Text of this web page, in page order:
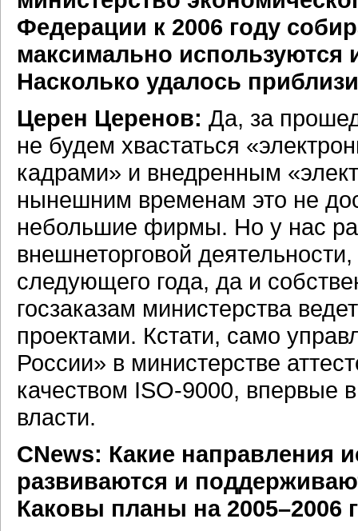
Федерации к 2006 году
максимально
Насколько удалось
Церен Церенов: Да, за
не будем хвастаться
кадрами» и внедренным
нынешним временам это не
небольшие фирмы. Но у нас
внешнеторговой
следующего года, да и
госзаказам министерства
проектами. Кстати, само
России» в министерстве
качеством ISO-9000, впервые
власти.
СNews: Какие направления
развиваются и
Каковы планы на 2005–2006